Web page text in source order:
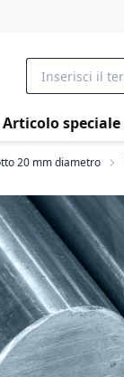
Articolo speciale
20 mm diametro